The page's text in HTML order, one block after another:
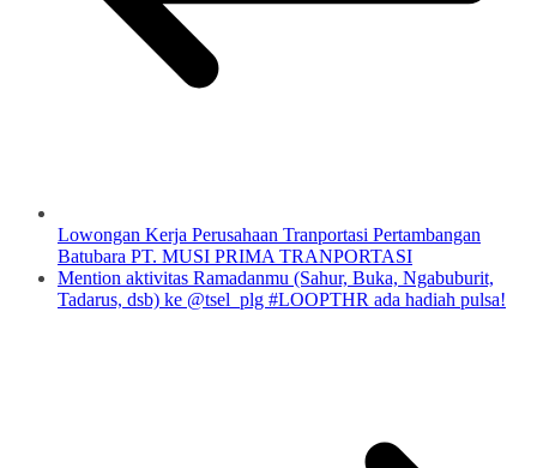
Lowongan Kerja Perusahaan Tranportasi Pertambangan
Batubara PT. MUSI PRIMA TRANPORTASI
Mention aktivitas Ramadanmu (Sahur, Buka, Ngabuburit,
Tadarus, dsb) ke @tsel_plg #LOOPTHR ada hadiah pulsa!